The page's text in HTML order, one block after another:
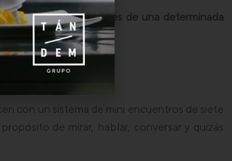
hombres y mujeres de una determinada
de multicitas
con un sistema de mini encuentros de siete
de mirar, hablar, conversar y quizás